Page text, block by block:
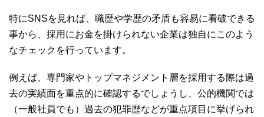
特にSNSを見れば、職歴や学歴の矛盾も容易に看破できる
事から、採用にお金を掛けられない企業は独自にこのよう
なチェックを行っています。
例えば、専門家やトップマネジメント層を採用する際は過
去の実績面を重点的に確認するでしょうし、公的機関では
（一般社員でも）過去の犯罪歴などが重点項目に挙げられ